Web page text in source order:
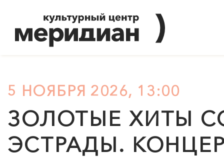
5 НОЯБРЯ 2026, 13:00
ЗОЛОТЫЕ ХИТЫ
ЭСТРАДЫ.